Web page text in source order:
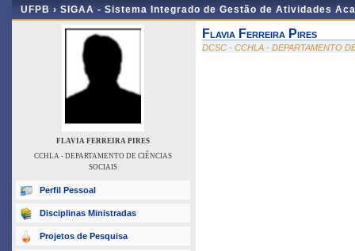
UFPB › SIGAA - Sistema Integrado de Gestão de Atividades
FLAVIA FERREIRA PIRES
CCHLA - DEPARTAMENTO DE CIÊNCIAS
SOCIAIS
Perfil Pessoal
Disciplinas Ministradas
Projetos de Pesquisa
Flavia Ferreira Pires
DCSC - CCHLA - DEPARTAMENTO